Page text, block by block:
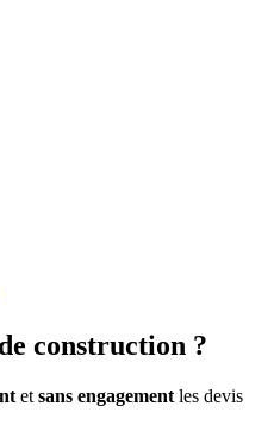
construction ?
et sans engagement les devis